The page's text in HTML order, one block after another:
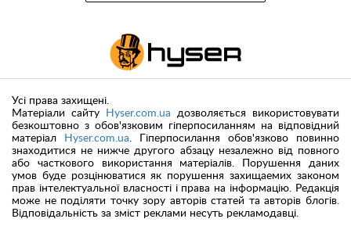
Усі права захищені.
Матеріали сайту
Hyser.com.ua дозволяється використовувати
безкоштовно з обов'язковим гіперпосиланням на відповідний
матеріал
Hyser.com.ua. Гіперпосилання обов'язково повинно
знаходитися не нижче другого абзацу незалежно від повного
або часткового використання матеріалів. Порушення даних
умов буде розцінюватися як порушення захищаемих законом
прав інтелектуальної власності і права на інформацію. Редакція
може не поділяти точку зору авторів статей та авторів блогів.
Відповідальність за зміст реклами несуть рекламодавці.